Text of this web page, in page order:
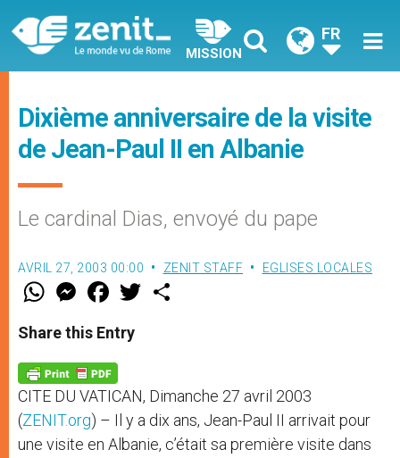
MISSION
FR
Dixième anniversaire de la visite
de Jean-Paul II en Albanie
Le cardinal Dias, envoyé du pape
AVRIL 27, 2003 00:00 ZENIT STAFF EGLISES LOCALES
W
t
s
p
p
M
e
s
e
g
e
r
F
a
e
b
o
k
w
Share this Entry
CITE DU VATICAN, Dimanche 27 avril 2003
(ZENIT.org) – Il y a dix ans, Jean-Paul II arrivait pour
une visite en Albanie, c’était sa première visite dans